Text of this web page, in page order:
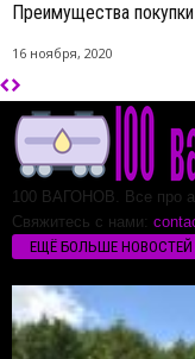
Преимущества
16 ноября, 2020
100 ВАГОНОВ. Все про
Свяжитесь с нами:
ЕЩЁ БОЛЬШЕ НОВОСТЕЙ